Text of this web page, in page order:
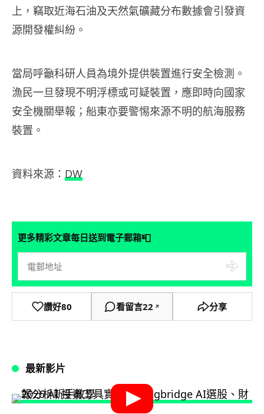
上，竊取近海石油及天然氣礦藏分布數據會引發資
源開發權糾紛。
當局呼籲科研人員為境外提供裝置進行安全檢測。
漁民一旦發現不明浮標或可疑裝置，應即時向國家
安全機關舉報；船東亦要警惕來源不明的航海服務
裝置。
資料來源： DW
更多精彩文章每日送到電子郵箱📮
讚好80 看留言22 ↗ 分享
最新影片